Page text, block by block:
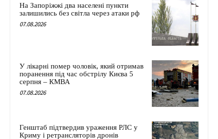
На Запоріжжі два населені пункти
залишились без світла через атаки рф
07.08.2026
У лікарні помер чоловік, який отримав
поранення під час обстрілу Києва 5
серпня – КМВА
07.08.2026
Генштаб підтвердив ураження РЛС у
Криму і ретрансляторів дронів